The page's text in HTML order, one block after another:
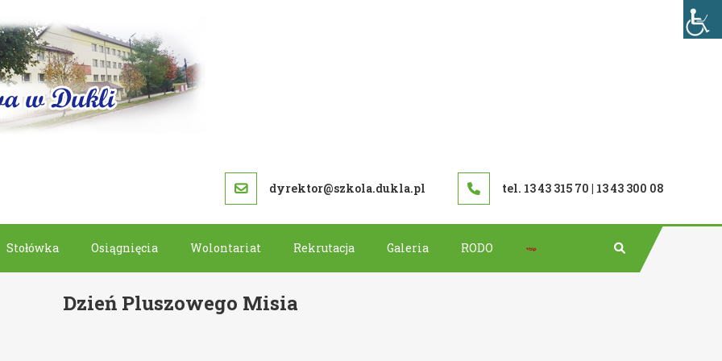
dyrektor@szkola.dukla.pl tel. 13 43 315 70 | 13 43 300 08
Stołówka Osiągnięcia Wolontariat Rekrutacja Galeria RODO Bip
Dzień Pluszowego Misia